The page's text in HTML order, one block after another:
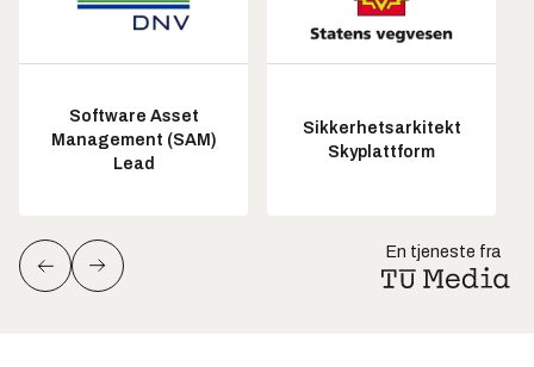
Software Asset
Management (SAM)
Lead
Sikkerhetsarkitekt
Skyplattform
En tjeneste fra